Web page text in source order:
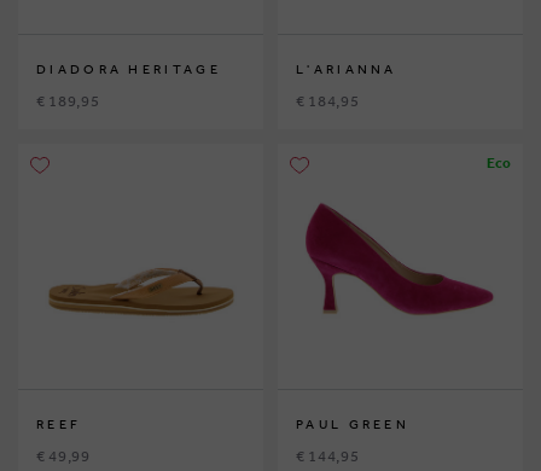
DIADORA HERITAGE
€ 189,95
L'ARIANNA
€ 184,95
REEF
€ 49,99
Eco
PAUL GREEN
€ 144,95